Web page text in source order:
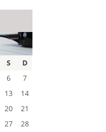
S
D
6
7
13
14
20
21
27
28